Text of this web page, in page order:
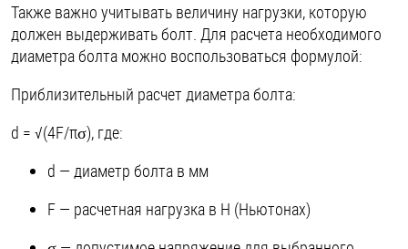
Также важно учитывать величину нагрузки, которую
должен выдерживать болт. Для расчета необходимого
диаметра болта можно воспользоваться формулой:
Приблизительный расчет диаметра болта:
d = √(4F/πσ), где:
d — диаметр болта в мм
F — расчетная нагрузка в Н (Ньютонах)